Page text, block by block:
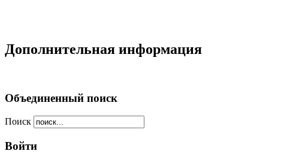
Дополнительная информация
Объединенный поиск
Поиск
Войти